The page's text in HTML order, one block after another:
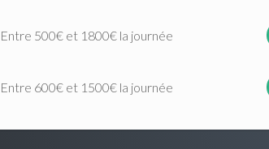
Entre 500€ et 1800€ la journée
Entre 600€ et 1500€ la journée